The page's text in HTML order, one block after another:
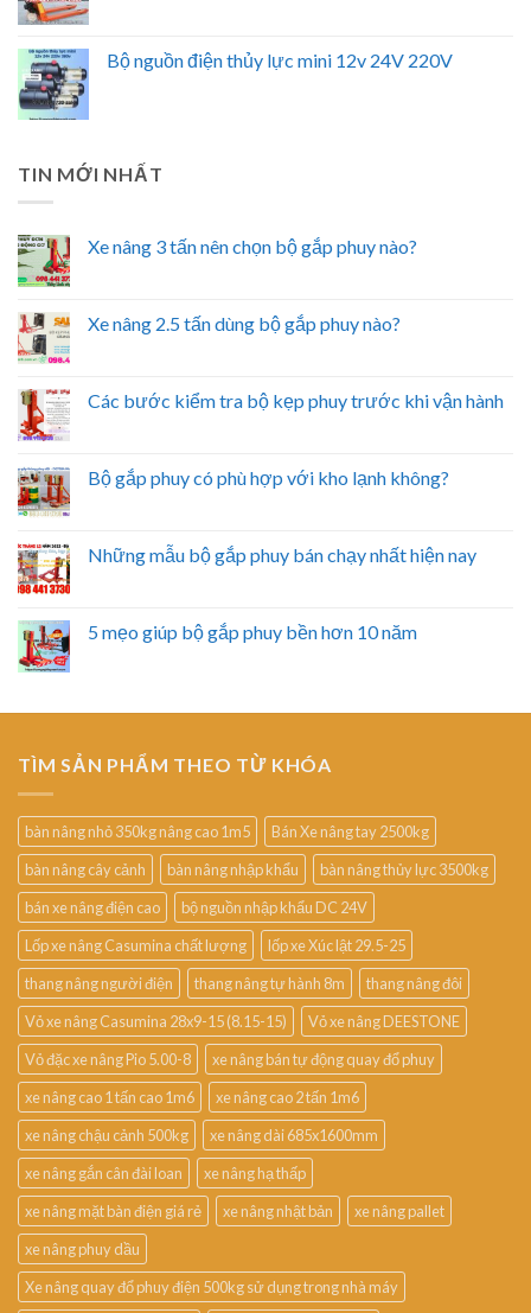
Bộ nguồn điện thủy lực mini 12v 24V 220V
TIN MỚI NHẤT
Xe nâng 3 tấn nên chọn bộ gắp phuy nào?
Xe nâng 2.5 tấn dùng bộ gắp phuy nào?
Các bước kiểm tra bộ kẹp phuy trước khi vận hành
Bộ gắp phuy có phù hợp với kho lạnh không?
Những mẫu bộ gắp phuy bán chạy nhất hiện nay
5 mẹo giúp bộ gắp phuy bền hơn 10 năm
TÌM SẢN PHẨM THEO TỪ KHÓA
bàn nâng nhỏ 350kg nâng cao 1m5
Bán Xe nâng tay 2500kg
bàn nâng cây cảnh
bàn nâng nhập khẩu
bàn nâng thủy lực 3500kg
bán xe nâng điện cao
bộ nguồn nhập khẩu DC 24V
Lốp xe nâng Casumina chất lượng
lốp xe Xúc lật 29.5-25
thang nâng người điện
thang nâng tự hành 8m
thang nâng đôi
Vỏ xe nâng Casumina 28x9-15 (8.15-15)
Vỏ xe nâng DEESTONE
Vỏ đặc xe nâng Pio 5.00-8
xe nâng bán tự động quay đổ phuy
xe nâng cao 1 tấn cao 1m6
xe nâng cao 2 tấn 1m6
xe nâng chậu cảnh 500kg
xe nâng dài 685x1600mm
xe nâng gắn cân đài loan
xe nâng hạ thấp
xe nâng mặt bàn điện giá rẻ
xe nâng nhật bản
xe nâng pallet
xe nâng phuy dầu
Xe nâng quay đổ phuy điện 500kg sử dụng trong nhà máy